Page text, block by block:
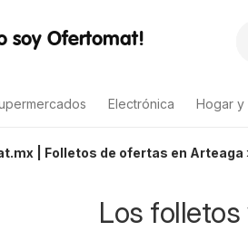
soy Ofertomat!
Electrónica Hogar y
| Folletos de ofertas en Arteaga
Los